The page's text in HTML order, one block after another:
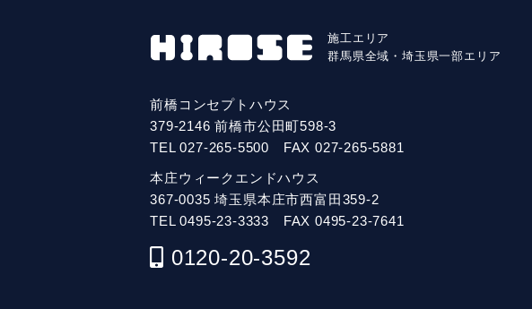
施工エリア
群馬県全域・埼玉県一部エリア
前橋コンセプトハウス
379-2146 前橋市公田町598-3
TEL027-265-5500 FAX 027-265-5881
本庄ウィークエンドハウス
367-0035 埼玉県本庄市西富田359-2
TEL0495-23-3333 FAX 0495-23-7641
0120-20-3592